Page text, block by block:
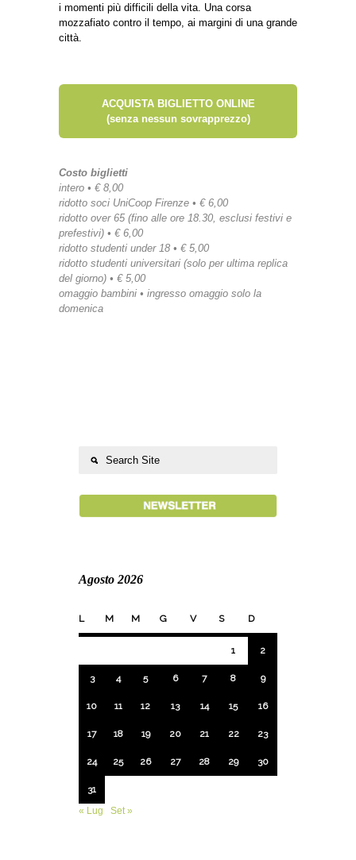
i momenti più difficili della vita. Una corsa
mozzafiato contro il tempo, ai margini di una grande
città.
ACQUISTA BIGLIETTO ONLINE
(senza nessun sovrapprezzo)
Costo biglietti
intero • € 8,00
ridotto soci UniCoop Firenze • € 6,00
ridotto over 65 (fino alle ore 18.30, esclusi festivi e
prefestivi) • € 6,00
ridotto studenti under 18 • € 5,00
ridotto studenti universitari (solo per ultima replica
del giorno) • € 5,00
omaggio bambini • ingresso omaggio solo la
domenica
Agosto 2026
L M M G V S D
1 2
3 4 5 6 7 8 9
10 11 12 13 14 15 16
17 18 19 20 21 22 23
24 25 26 27 28 29 30
31
« Lug
Set »